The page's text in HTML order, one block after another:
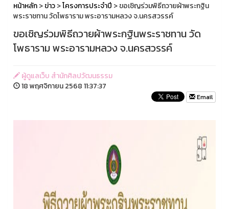
หน้าหลัก>ข่าว>โครงการประจำปี > ขอเชิญร่วมพิธีถวายผ้าพระกฐิน
พระราชทาน วัดโพธาราม พระอารามหลวง จ.นครสวรรค์
ขอเชิญร่วมพิธีถวายผ้าพระกฐินพระราชทาน วัด
โพธาราม พระอารามหลวง จ.นครสวรรค์
ผู้ดูแลเว็บ สำนักศิลปวัฒนธรรม
18 พฤศจิกายน 2568 11:37:37
Email